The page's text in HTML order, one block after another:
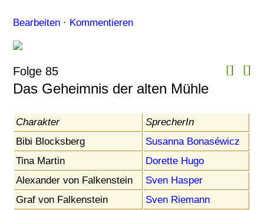
M@il
Community Login
Bearbeiten · Kommentieren
Folge 85
Das Geheimnis der alten Mühle
Charakter
SprecherIn
Bibi Blocksberg
Susanna Bonaséwicz
Tina Martin
Dorette Hugo
Alexander von Falkenstein
Sven Hasper
Graf von Falkenstein
Sven Riemann